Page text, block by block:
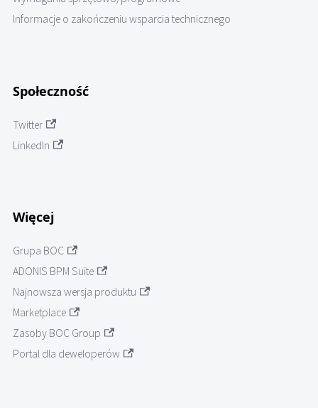
Informacje o zakończeniu wsparcia technicznego
Społeczność
Twitter
LinkedIn
Więcej
Grupa BOC
ADONIS BPM Suite
Najnowsza wersja produktu
Marketplace
Zasoby BOC Group
Portal dla deweloperów